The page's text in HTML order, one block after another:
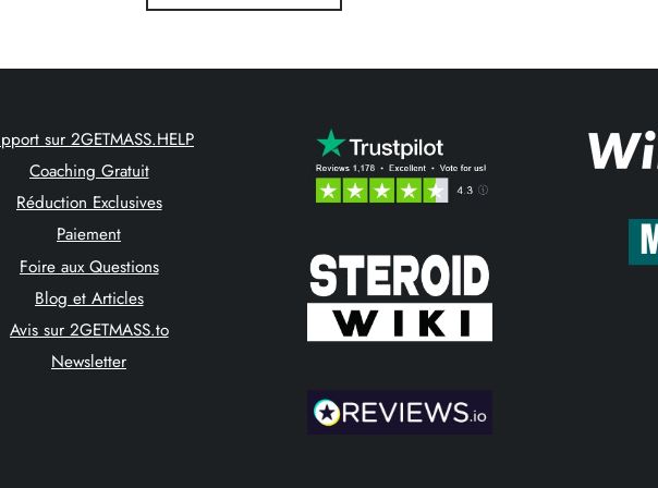
sur 2GETMASS.HELP
Coaching Gratuit
Réduction Exclusives
Paiement
Foire aux Questions
Blog et Articles
Avis sur 2GETMASS.to
Newsletter